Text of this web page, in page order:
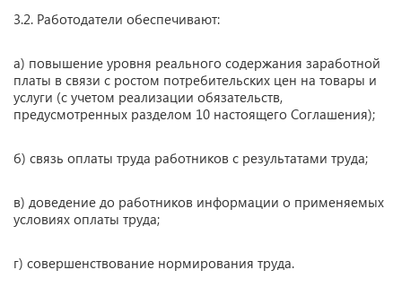
3.2. Работодатели обеспечивают:
а) повышение уровня реального содержания заработной
платы в связи с ростом потребительских цен на товары и
услуги (с учетом реализации обязательств,
предусмотренных разделом 10 настоящего Соглашения);
б) связь оплаты труда работников с результатами труда;
в) доведение до работников информации о применяемых
условиях оплаты труда;
г) совершенствование нормирования труда.